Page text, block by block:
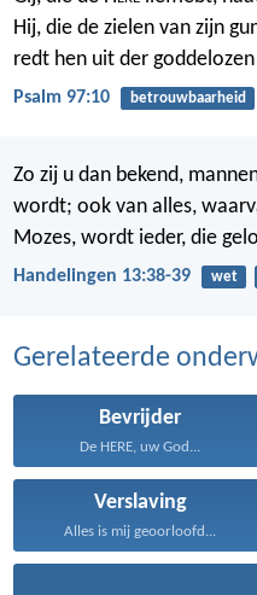
Hij, die de zielen van zijn
redt hen uit der
Psalm 97:10 betrouwbaarheid
Zo zij u dan bekend,
wordt; ook van alles,
Mozes, wordt ieder, die
Handelingen 13:38-39 wet
Gerelateerde
Bevrijder
De HERE, uw God...
Verslaving
Alles is mij geoorloofd...